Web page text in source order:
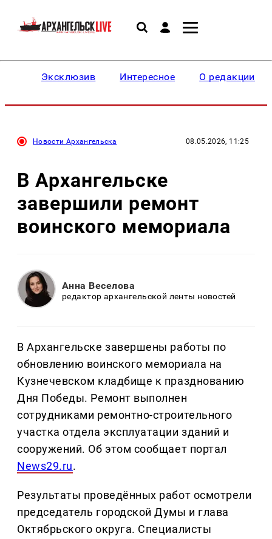
Эксклюзив Интересное О редакции
Новости Архангельска 08.05.2026, 11:25
В Архангельске
завершили ремонт
воинского мемориала
Анна Веселова
редактор архангельской ленты новостей
В Архангельске завершены работы по
обновлению воинского мемориала на
Кузнечевском кладбище к празднованию
Дня Победы. Ремонт выполнен
сотрудниками ремонтно-строительного
участка отдела эксплуатации зданий и
сооружений. Об этом сообщает портал
News29.ru.
Результаты проведённых работ осмотрели
председатель городской Думы и глава
Октябрьского округа. Специалисты